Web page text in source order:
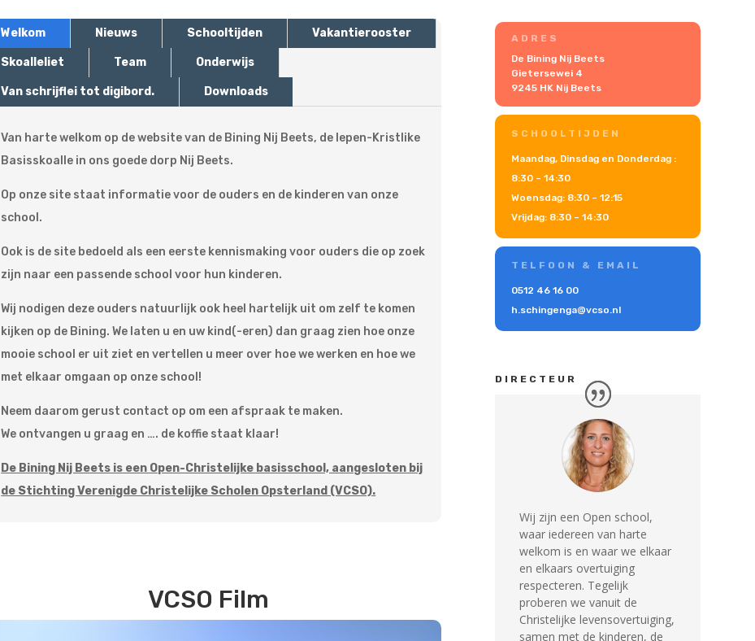
Welkom Nieuws Schooltijden Vakantierooster
Skoalleliet Team Onderwijs
Van schrijflei tot digibord. Downloads
Van harte welkom op de website van de Bining Nij Beets, de Iepen-Kristlike
Basisskoalle in ons goede dorp Nij Beets.
Op onze site staat informatie voor de ouders en de kinderen van onze
school.
Ook is de site bedoeld als een eerste kennismaking voor ouders die op zoek
zijn naar een passende school voor hun kinderen.
Wij nodigen deze ouders natuurlijk ook heel hartelijk uit om zelf te komen
kijken op de Bining. We laten u en uw kind(-eren) dan graag zien hoe onze
mooie school er uit ziet en vertellen u meer over hoe we werken en hoe we
met elkaar omgaan op onze school!
Neem daarom gerust contact op om een afspraak te maken.
We ontvangen u graag en …. de koffie staat klaar!
De Bining Nij Beets is een Open-Christelijke basisschool, aangesloten bij
de Stichting Verenigde Christelijke Scholen Opsterland (VCSO).
VCSO Film
ADRES
De Bining Nij Beets
Gietersewei 4
9245 HK Nij Beets
SCHOOLTIJDEN
Maandag, Dinsdag en Donderdag :
8:30 – 14:30
Woensdag: 8:30 – 12:15
Vrijdag: 8:30 – 14:30
TELFOON & EMAIL
0512 46 16 00
h.schingenga@vcso.nl
DIRECTEUR
Wij zijn een Open school,
waar iedereen van harte
welkom is en waar we elkaar
en elkaars overtuiging
respecteren. Tegelijk
proberen we vanuit de
Christelijke levensovertuiging,
samen met de kinderen, de